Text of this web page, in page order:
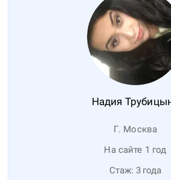
Надия
Г. Москва
На сайте 1 год
Стаж: 3 года